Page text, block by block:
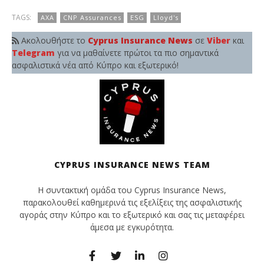
TAGS: AXA CNP Assurances ESG Lloyd's
Ακολουθήστε το Cyprus Insurance News σε Viber και
Telegram για να μαθαίνετε πρώτοι τα πιο σημαντικά
ασφαλιστικά νέα από Κύπρο και εξωτερικό!
CYPRUS INSURANCE NEWS TEAM
Η συντακτική ομάδα του Cyprus Insurance News,
παρακολουθεί καθημερινά τις εξελίξεις της ασφαλιστικής
αγοράς στην Κύπρο και το εξωτερικό και σας τις μεταφέρει
άμεσα με εγκυρότητα.